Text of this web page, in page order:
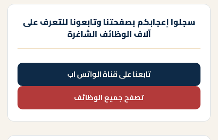
سجلوا إعجابكم بصفحتنا وتابعونا للتعرف على
آلاف الوظائف الشاغرة
تابعنا على قناة الواتس اب
تصفح جميع الوظائف